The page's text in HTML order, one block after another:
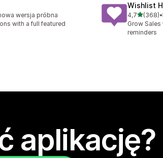
wersja próbna
with a full featured
Wishlist
4,7na 5(368)
Łączna •
Grow
reminders
aplikację?